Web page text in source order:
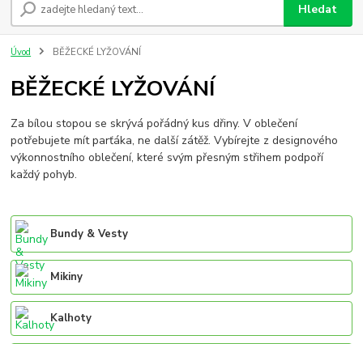
Hledat
Úvod BĚŽECKÉ LYŽOVÁNÍ
BĚŽECKÉ LYŽOVÁNÍ
Za bílou stopou se skrývá pořádný kus dřiny. V oblečení
potřebujete mít parťáka, ne další zátěž. Vybírejte z designového
výkonnostního oblečení, které svým přesným střihem podpoří
každý pohyb.
Bundy & Vesty
Mikiny
Kalhoty